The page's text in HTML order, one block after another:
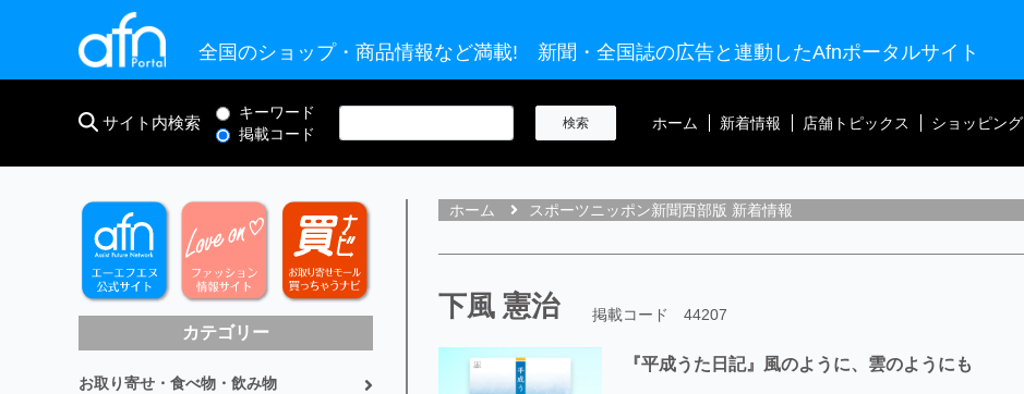
全国のショップ・商品情報など満載! 新聞・全国誌の広告と連動したAfnポータルサイト
サイト内検索
キーワード
掲載コード
ホーム 新着情報 店舗トピックス ショッピング
カテゴリー
お取り寄せ・食べ物・飲み物
ホーム スポーツニッポン新聞西部版 新着情報
下風 憲治 掲載コード 44207
『平成うた日記』風のように、雲のようにも